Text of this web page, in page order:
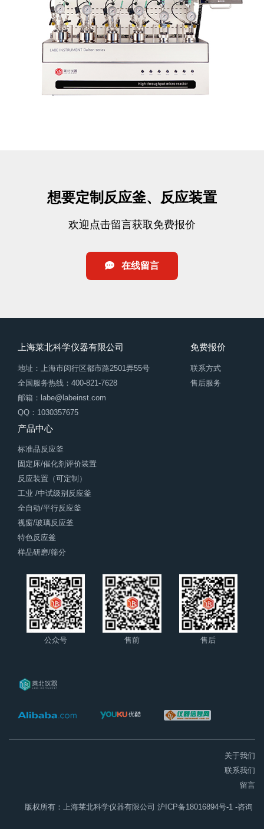
想要定制反应釜、反应装置
欢迎点击留言获取免费报价
在线留言
上海莱北科学仪器有限公司
地址：上海市闵行区都市路2501弄55号
全国服务热线：400-821-7628
邮箱：labe@labeinst.com
QQ：1030357675
免费报价
联系方式
售后服务
产品中心
标准品反应釜
固定床/催化剂评价装置
反应装置（可定制）
工业 /中试级别反应釜
全自动/平行反应釜
视窗/玻璃反应釜
特色反应釜
样品研磨/筛分
公众号 售前 售后
关于我们
联系我们
留言
版权所有：上海莱北科学仪器有限公司 沪ICP备18016894号-1 -咨询